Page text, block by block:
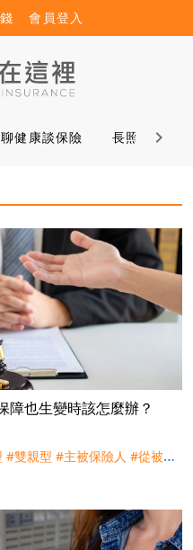
會員登入
聊健康談保險 長照12問
障也生變時該怎麼辦？
#雙親型 #主被保險人 #從被